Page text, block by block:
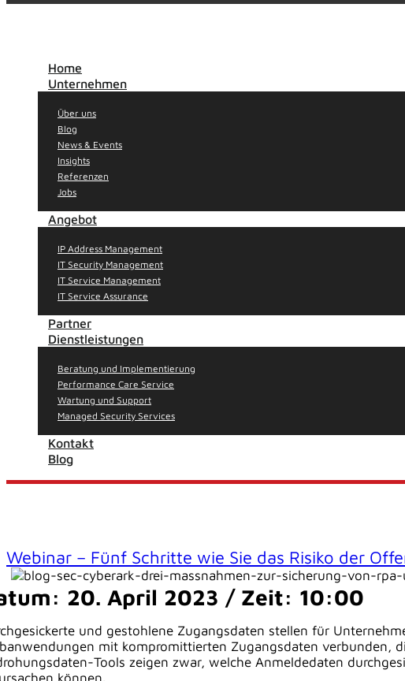
Home
Unternehmen
Über uns
Blog
News & Events
Insights
Referenzen
Jobs
Angebot
IP Address Management
IT Security Management
IT Service Management
IT Service Assurance
Partner
Dienstleistungen
Beratung und Implementierung
Performance Care Service
Wartung und Support
Managed Security Services
Kontakt
Blog
Webinar – Fünf Schritte wie Sie das Risiko der
20. April 2023 / Zeit: 10:00
und gestohlene Zugangsdaten stellen für
mit kompromittierten Zugangsdaten verbunden,
Tools zeigen zwar, welche Anmeldedaten
können.